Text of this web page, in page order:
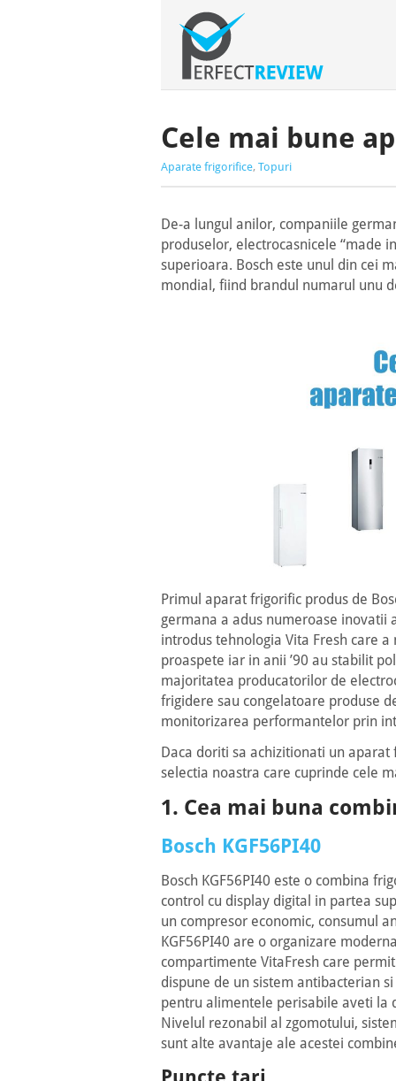
Cele mai bune
Aparate frigorifice, Topuri
De-a lungul anilor, companiile
produselor, electrocasnicele “made
superioara. Bosch este unul din cei
mondial, fiind brandul numarul unu
Primul aparat frigorific produs de
germana a adus numeroase inovatii
introdus tehnologia Vita Fresh care
proaspete iar in anii ’90 au stabilit
majoritatea producatorilor de
frigidere sau congelatoare produse
monitorizarea performantelor prin
Daca doriti sa achizitionati un
selectia noastra care cuprinde cele
1. Cea mai buna
Bosch KGF56PI40
Bosch KGF56PI40 este o combina
control cu display digital in partea
un compresor economic, consumul
KGF56PI40 are o organizare
compartimente VitaFresh care
dispune de un sistem antibacterian
pentru alimentele perisabile aveti la
Nivelul rezonabil al zgomotului,
sunt alte avantaje ale acestei